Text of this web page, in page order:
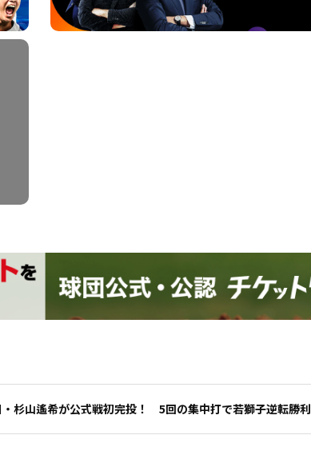
杉山遙希が公式戦初完投！ 5回の集中打で若獅子逆転勝利